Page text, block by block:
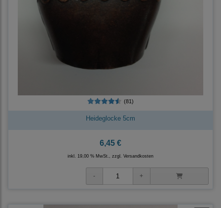
(81)
Heideglocke 5cm
6,45 €
inkl. 19,00 % MwSt., zzgl. Versandkosten